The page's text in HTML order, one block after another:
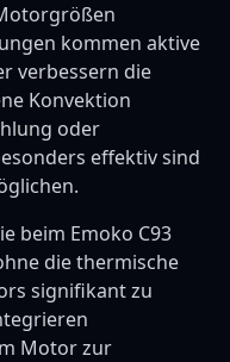
kommen aktive
verbessern die
Konvektion
oder
effektiv sind
beim Emoko C93
die thermische
signifikant zu
Motor zur